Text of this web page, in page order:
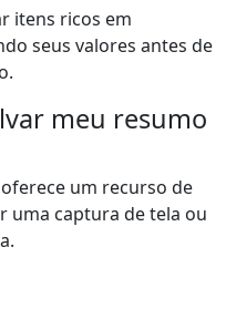
itens ricos em
seus valores antes de
meu resumo
um recurso de
uma captura de tela ou